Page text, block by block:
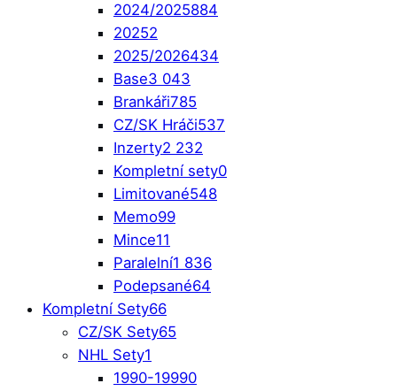
2024/2025884
20252
2025/2026434
Base3 043
Brankáři785
CZ/SK Hráči537
Inzerty2 232
Kompletní sety0
Limitované548
Memo99
Mince11
Paralelní1 836
Podepsané64
Kompletní Sety66
CZ/SK Sety65
NHL Sety1
1990-19990